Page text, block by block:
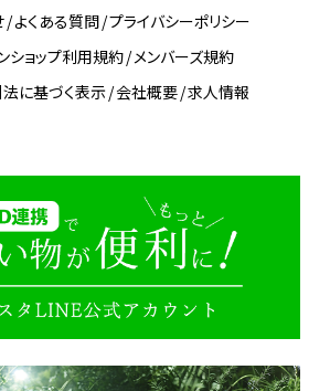
よくある質問 プライバシーポリシー
ショップ利用規約 メンバーズ規約
に基づく表示 会社概要 求人情報